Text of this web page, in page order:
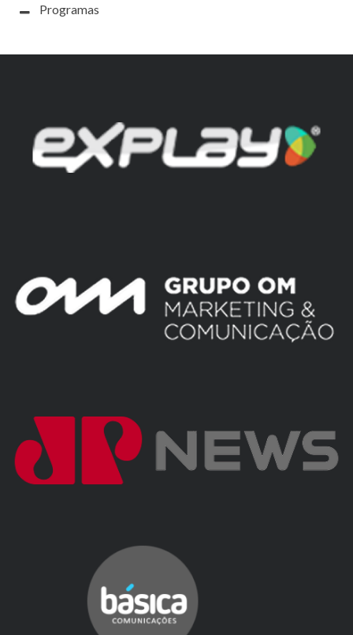
Programas